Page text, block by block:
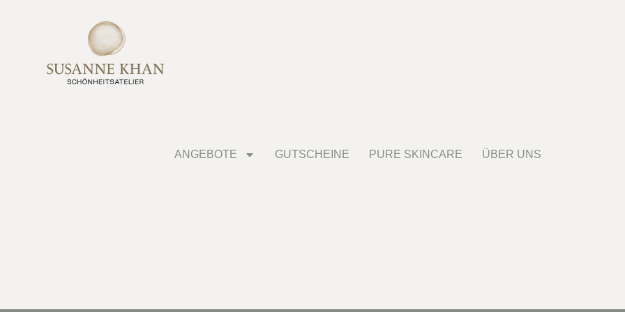
ANGEBOTE GUTSCHEINE PURE SKINCARE ÜBER UNS